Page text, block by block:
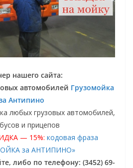
нашего сайта:
автомобилей Грузомойка
Антипино
любых грузовых автомобилей,
и прицепов
— 15%: кодовая фраза
за АНТИПИНО»
либо по телефону: (3452) 69-